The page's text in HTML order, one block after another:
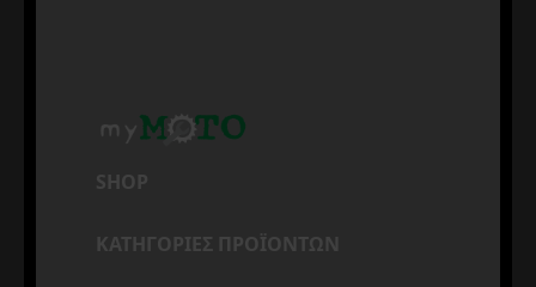
SHOP
ΚΑΤΗΓΟΡΙΕΣ ΠΡΟΪΟΝΤΩΝ